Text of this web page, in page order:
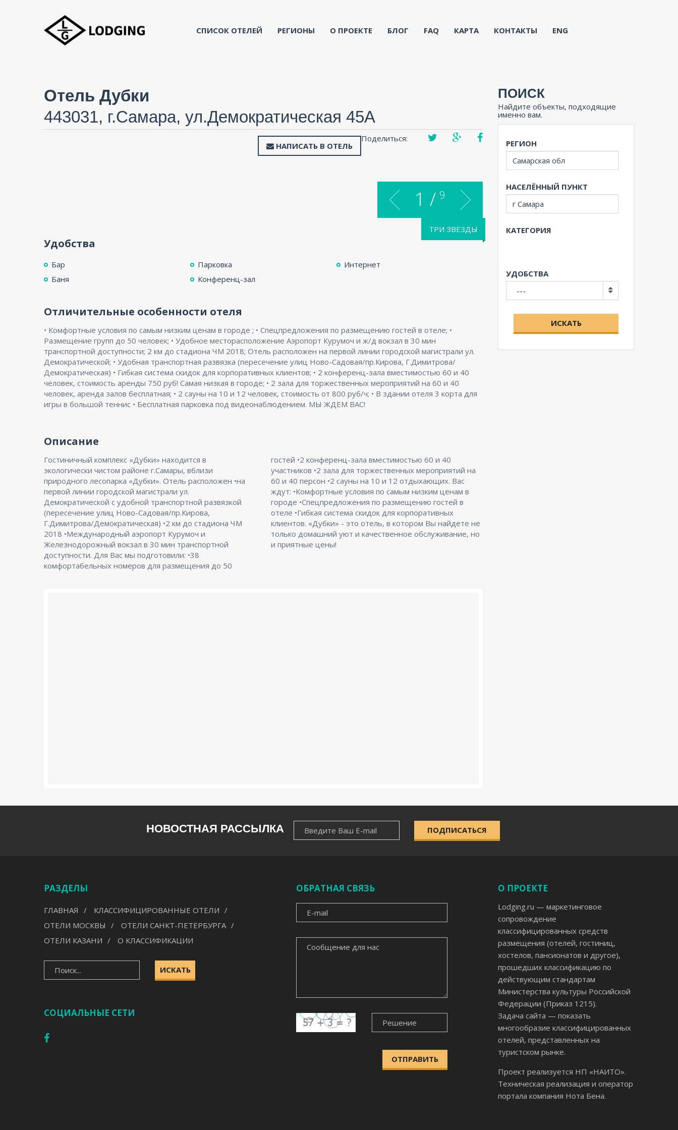
СПИСОК ОТЕЛЕЙ РЕГИОНЫ О ПРОЕКТЕ БЛОГ FAQ КАРТА КОНТАКТЫ ENG
Отель Дубки
443031, г.Самара, ул.Демократическая 45А
Поделиться:
НАПИСАТЬ В ОТЕЛЬ
ТРИ ЗВЕЗДЫ
1 / 9
Удобства
Бар Парковка
Интернет
Баня
Конференц-зал
Отличительные особенности отеля
• Комфортные условия по самым низким ценам в городе ; • Спецпредложения по размещению гостей в отеле; •
Размещение групп до 50 человек; • Удобное месторасположение Аэропорт Курумоч и ж/д вокзал в 30 мин
транспортной доступности; 2 км до стадиона ЧМ 2018; Отель расположен на первой линии городской магистрали ул.
Демократической; • Удобная транспортная развязка (пересечение улиц Ново-Садовая/пр.Кирова, Г.Димитрова/
Демократическая) • Гибкая система скидок для корпоративных клиентов; • 2 конференц-зала вместимостью 60 и 40
человек, стоимость аренды 750 руб! Самая низкая в городе; • 2 зала для торжественных мероприятий на 60 и 40
человек, аренда залов бесплатная; • 2 сауны на 10 и 12 человек, стоимость от 800 руб/ч; • В здании отеля 3 корта для
игры в большой теннис • Бесплатная парковка под видеонаблюдением. МЫ ЖДЕМ ВАС!
Описание
Гостиничный комплекс «Дубки» находится в
экологически чистом районе г.Самары, вблизи
природного лесопарка «Дубки». Отель расположен •на
первой линии городской магистрали ул.
Демократической с удобной транспортной развязкой
(пересечение улиц Ново-Садовая/пр.Кирова,
Г.Димитрова/Демократическая) •2 км до стадиона ЧМ
2018 •Международный аэропорт Курумоч и
Железнодорожный вокзал в 30 мин транспортной
доступности. Для Вас мы подготовили: •38
комфортабельных номеров для размещения до 50
гостей •2 конференц-зала вместимостью 60 и 40
участников •2 зала для торжественных мероприятий на
60 и 40 персон •2 сауны на 10 и 12 отдыхающих. Вас
ждут: •Комфортные условия по самым низким ценам в
городе •Спецпредложения по размещению гостей в
отеле •Гибкая система скидок для корпоративных
клиентов. «Дубки» - это отель, в котором Вы найдете не
только домашний уют и качественное обслуживание, но
и приятные цены!
ПОИСК
Найдите объекты, подходящие
именно вам.
РЕГИОН
НАСЕЛЁННЫЙ ПУНКТ
КАТЕГОРИЯ
УДОБСТВА
---
ИСКАТЬ
НОВОСТНАЯ РАССЫЛКА
НОВОСТНАЯ
РАССЫЛКА
ПОДПИСАТЬСЯ
РАЗДЕЛЫ
ГЛАВНАЯ
КЛАССИФИЦИРОВАННЫЕ ОТЕЛИ
ОТЕЛИ МОСКВЫ
ОТЕЛИ САНКТ-ПЕТЕРБУРГА
ОТЕЛИ КАЗАНИ
О КЛАССИФИКАЦИИ
ИСКАТЬ
СОЦИАЛЬНЫЕ СЕТИ
ОБРАТНАЯ СВЯЗЬ
E-
MAIL
СООБЩЕНИЕ
ДЛЯ
ОТПРАВИТЬ
О ПРОЕКТЕ
Lodging.ru — маркетинговое
сопровождение
классифицированных средств
размещения (отелей, гостиниц,
хостелов, пансионатов и другое),
прошедших классификацию по
действующим стандартам
Министерства культуры Российской
Федерации (Приказ 1215).
Задача сайта — показать
многообразие классифицированных
отелей, представленных на
туристском рынке.
Проект реализуется НП «НАИТО».
Техническая реализация и оператор
портала компания Нота Бена.